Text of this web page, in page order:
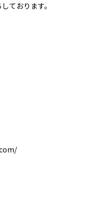
ております。